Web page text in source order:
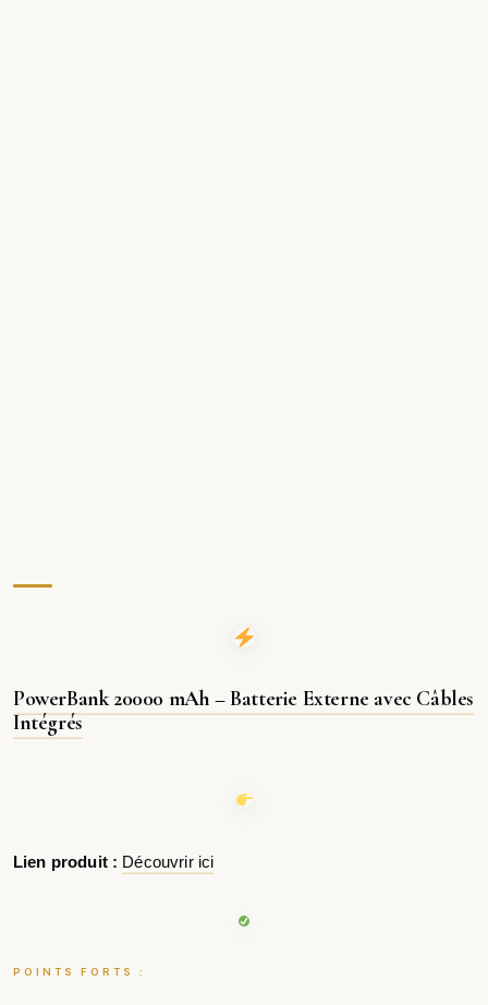
PowerBank 20000 mAh – Batterie Externe avec Câbles
Intégrés
Lien produit : Découvrir ici
POINTS FORTS :